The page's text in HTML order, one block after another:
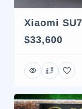
Xiaomi
$33,600